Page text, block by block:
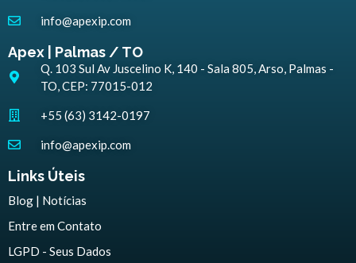
info@apexip.com
Apex | Palmas / TO
Q. 103 Sul Av Juscelino K, 140 - Sala 805, Arso, Palmas -
TO, CEP: 77015-012
+55 (63) 3142-0197
info@apexip.com
Links Úteis
Blog | Notícias
Entre em Contato
LGPD - Seus Dados